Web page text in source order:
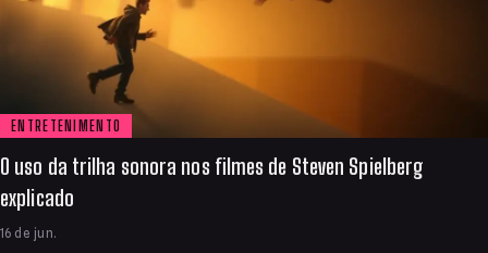
ENTRETENIMENTO
O uso da trilha sonora nos filmes de Steven Spielberg
explicado
16 de jun.